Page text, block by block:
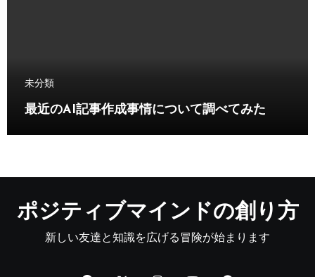
未分類
最近のAI記事作成事情について調べてみた
ポジティブマインドの創り方
新しい友達と知識を広げる冒険が始まります